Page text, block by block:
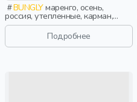
BUNGLYмаренго, осень,
россия, утепленные, карман,
мальчики, школьники, подростки,
Подробнее